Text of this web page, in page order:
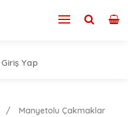
Giriş Yap
Manyetolu Çakmaklar